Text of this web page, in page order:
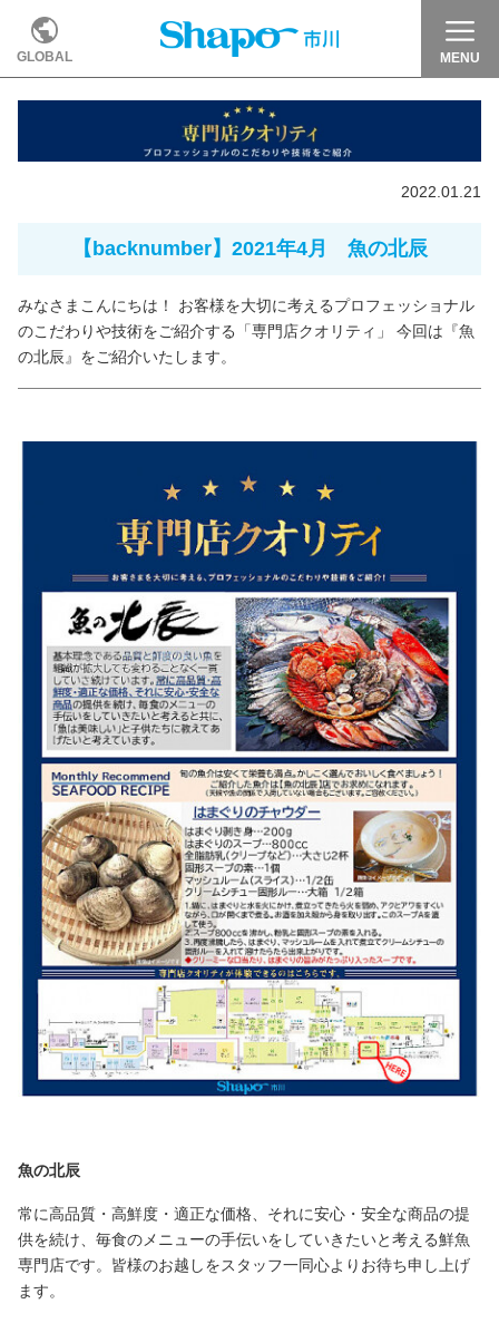
GLOBAL MENU
2022.01.21
【backnumber】2021年4月 魚の北辰
みなさまこんにちは！ お客様を大切に考えるプロフェッショナル
のこだわりや技術をご紹介する「専門店クオリティ」 今回は『魚
の北辰』をご紹介いたします。
魚の北辰
常に高品質・高鮮度・適正な価格、それに安心・安全な商品の提
供を続け、毎食のメニューの手伝いをしていきたいと考える鮮魚
専門店です。皆様のお越しをスタッフ一同心よりお待ち申し上げ
ます。